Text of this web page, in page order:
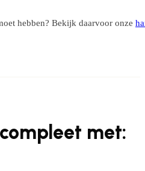
hebben? Bekijk daarvoor onze
met: